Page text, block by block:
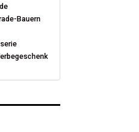
Bauern